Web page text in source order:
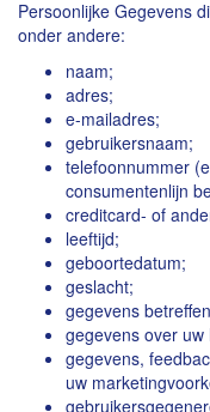
Persoonlijke Gegevens
onder andere:
naam;
adres;
e-mailadres;
gebruikersnaam;
telefoonnummer
consumentenlijn
creditcard- of
leeftijd;
geboortedatum;
geslacht;
gegevens
gegevens over uw
gegevens,
uw